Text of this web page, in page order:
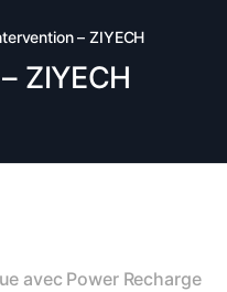
– ZIYECH
ZIYECH
avec Power Recharge